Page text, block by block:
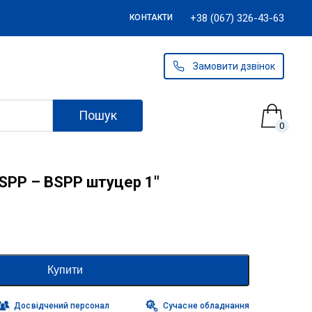
КОНТАКТИ +38 (067) 326-43-63
Замовити дзвінок
Пошук
0
– BSPP штуцер 1″
Купити
Досвідчений персонал Сучасне обладнання